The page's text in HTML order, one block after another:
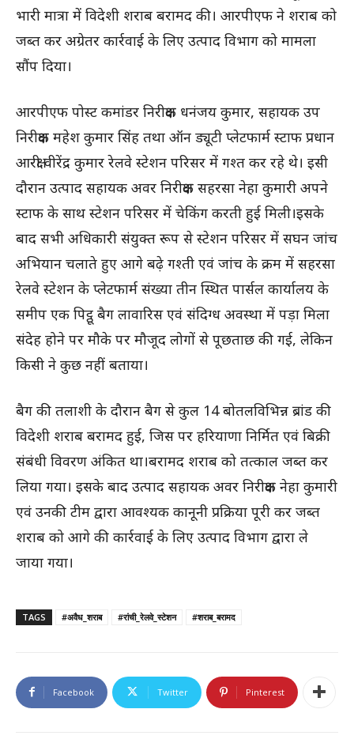
भारी मात्रा में विदेशी शराब बरामद की। आरपीएफ ने शराब को
जब्त कर अग्रेतर कार्रवाई के लिए उत्पाद विभाग को मामला
सौंप दिया।
आरपीएफ पोस्ट कमांडर निरीक्षक धनंजय कुमार, सहायक उप
निरीक्षक महेश कुमार सिंह तथा ऑन ड्यूटी प्लेटफार्म स्टाफ प्रधान
आरक्षी वीरेंद्र कुमार रेलवे स्टेशन परिसर में गश्त कर रहे थे। इसी
दौरान उत्पाद सहायक अवर निरीक्षक सहरसा नेहा कुमारी अपने
स्टाफ के साथ स्टेशन परिसर में चेकिंग करती हुई मिली।इसके
बाद सभी अधिकारी संयुक्त रूप से स्टेशन परिसर में सघन जांच
अभियान चलाते हुए आगे बढ़े गश्ती एवं जांच के क्रम में सहरसा
रेलवे स्टेशन के प्लेटफार्म संख्या तीन स्थित पार्सल कार्यालय के
समीप एक पिट्ठू बैग लावारिस एवं संदिग्ध अवस्था में पड़ा मिला
संदेह होने पर मौके पर मौजूद लोगों से पूछताछ की गई, लेकिन
किसी ने कुछ नहीं बताया।
बैग की तलाशी के दौरान बैग से कुल 14 बोतलविभिन्न ब्रांड की
विदेशी शराब बरामद हुई, जिस पर हरियाणा निर्मित एवं बिक्री
संबंधी विवरण अंकित था।बरामद शराब को तत्काल जब्त कर
लिया गया। इसके बाद उत्पाद सहायक अवर निरीक्षक नेहा कुमारी
एवं उनकी टीम द्वारा आवश्यक कानूनी प्रक्रिया पूरी कर जब्त
शराब को आगे की कार्रवाई के लिए उत्पाद विभाग द्वारा ले
जाया गया।
TAGS #अवैध_शराब #रांची_रेलवे_स्टेशन #शराब_बरामद
Facebook Twitter Pinterest